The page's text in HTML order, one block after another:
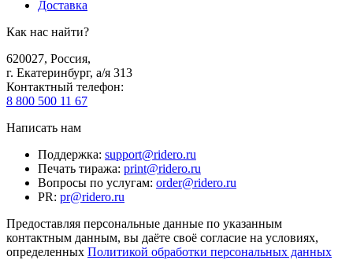
Доставка
Как нас найти?
620027, Россия,
г. Екатеринбург, а/я 313
Контактный телефон:
8 800 500 11 67
Написать нам
Поддержка: support@ridero.ru
Печать тиража: print@ridero.ru
Вопросы по услугам: order@ridero.ru
PR: pr@ridero.ru
Предоставляя персональные данные по указанным
контактным данным, вы даёте своё согласие на условиях,
определенных Политикой обработки персональных данных